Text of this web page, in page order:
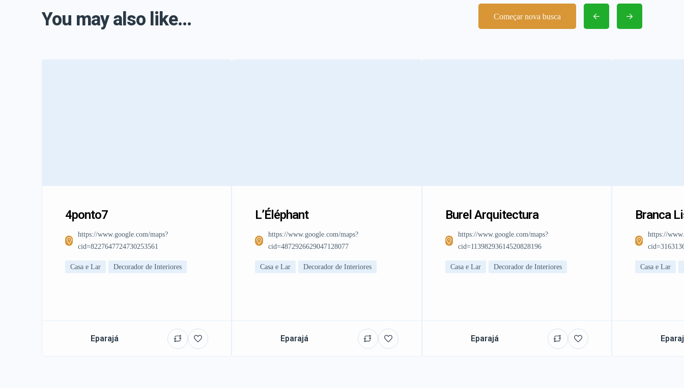
You may also like... Começar nova busca
4ponto7
https://www.google.com/maps?
cid=8227647724730253561
Casa e Lar Decorador de Interiores
Eparajá
L’Éléphant
https://www.google.com/maps?
cid=4872926629047128077
Casa e Lar Decorador de Interiores
Eparajá
Burel Arquitectura
https://www.google.com/maps?
cid=11398293614520828196
Casa e Lar Decorador de Interiores
Eparajá
Branca
https://
Casa e Lar